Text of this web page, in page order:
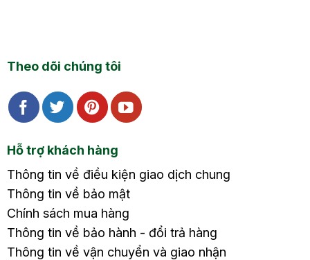
Theo dõi chúng tôi
Hỗ trợ khách hàng
Thông tin về điều kiện giao dịch chung
Thông tin về bảo mật
Chính sách mua hàng
Thông tin về bảo hành - đổi trả hàng
Thông tin về vận chuyển và giao nhận